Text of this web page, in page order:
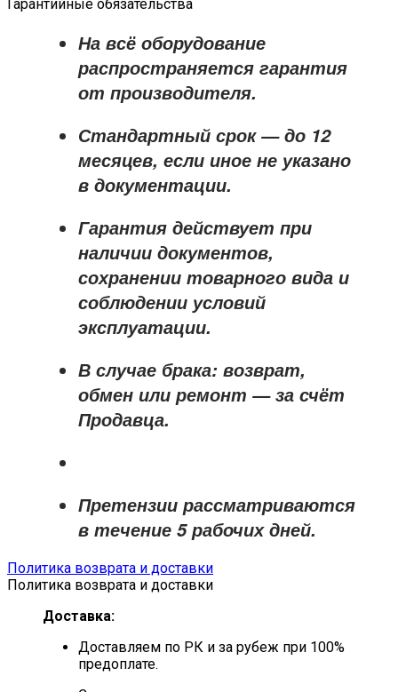
Гарантийные обязательства
На всё оборудование
распространяется гарантия
от производителя.
Стандартный срок — до 12
месяцев, если иное не указано
в документации.
Гарантия действует при
наличии документов,
сохранении товарного вида и
соблюдении условий
эксплуатации.
В случае брака: возврат,
обмен или ремонт —за счёт
Продавца.
Претензии рассматриваются
в течение 5 рабочих дней.
Политика возврата и доставки
Политика возврата и доставки
Доставка:
Доставляем по РК и за рубеж при 100%
предоплате.